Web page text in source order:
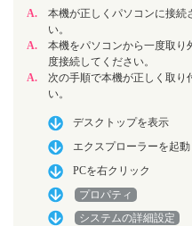
A.
本機が正しくパソコンに接続
い。
A.
本機をパソコンから一度取り
度接続してください。
A.
次の手順で本機が正しく取り
い。
デスクトップを表示
エクスプローラーを起動
PCを右クリック
プロパティ
システムの詳細設定